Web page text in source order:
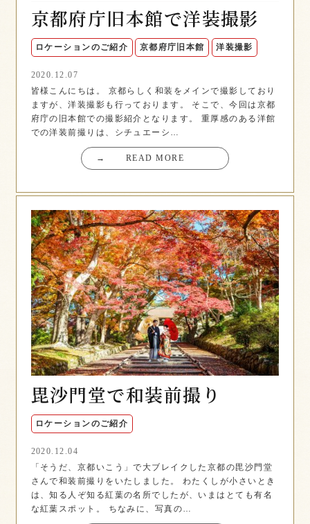
京都府庁旧本館で洋装撮影
ロケーションのご紹介 京都府庁旧本館 洋装撮影
2020.12.07
皆様こんにちは。 京都らしく和装をメインで撮影しており
ますが、洋装撮影も行っております。 そこで、今回は京都
府庁の旧本館での撮影紹介となります。 重厚感のある洋館
での洋装前撮りは、シチュエーシ…
→ READ MORE
毘沙門堂で和装前撮り
ロケーションのご紹介
2020.12.04
「そうだ、京都いこう」で大ブレイクした京都の毘沙門堂
さんで和装前撮りをいたしました。 わたくしが小さいとき
は、知る人ぞ知る紅葉の名所でしたが、いまはとても有名
な紅葉スポット。 ちなみに、写真の…